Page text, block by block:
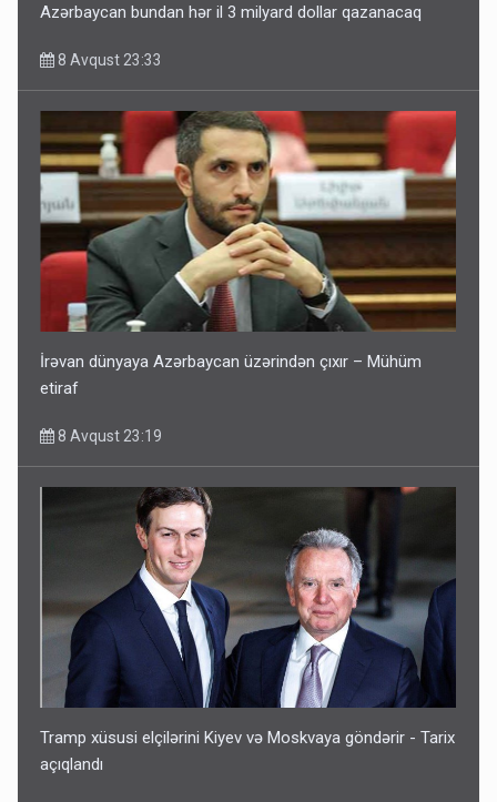
Azərbaycan bundan hər il 3 milyard dollar qazanacaq
8 Avqust 23:33
İrəvan dünyaya Azərbaycan üzərindən çıxır – Mühüm
etiraf
8 Avqust 23:19
Tramp xüsusi elçilərini Kiyev və Moskvaya göndərir - Tarix
açıqlandı